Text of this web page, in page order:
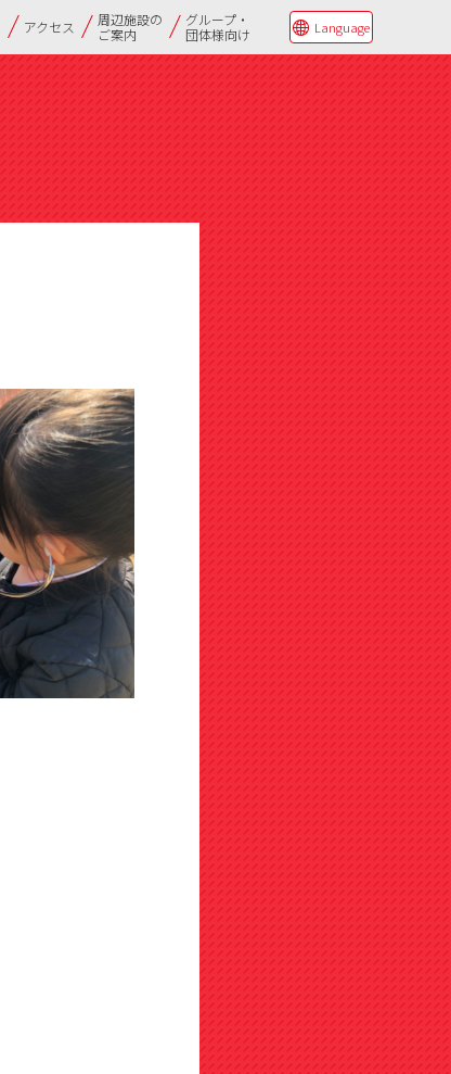
アクセス
周辺施設の
ご案内
グループ・
団体様向け
Language